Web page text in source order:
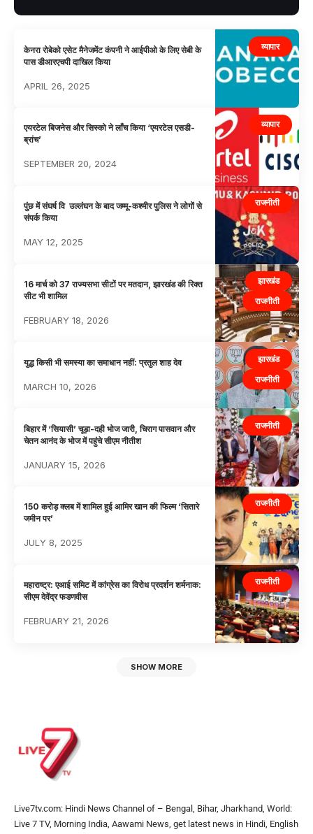
व्यापार
केनरा रोबेको एसेट मैनेजमेंट कंपनी ने आईपीओ के लिए सेबी के
पास डीआरएचपी दाखिल किया
APRIL 26, 2025
व्यापार
एयरटेल बिजनेस और सिस्को ने लाँच किया ‘एयरटेल एसडी-
ब्रांच’
SEPTEMBER 20, 2024
राजनीती
पुंछ में संघर्ष वि उल्लंघन के बाद जम्मू-कश्मीर पुलिस ने लोगों से
संपर्क किया
MAY 12, 2025
झारखंड
राजनीती
16 मार्च को 37 राज्यसभा सीटों पर मतदान, झारखंड की रिक्त
सीट भी शामिल
FEBRUARY 18, 2026
झारखंड
राजनीती
युद्ध किसी भी समस्या का समाधान नहीं: प्रतुल शाह देव
MARCH 10, 2026
राजनीती
बिहार में ‘सियासी’ चूड़ा-दही भोज जारी, चिराग पासवान और
चेतन आनंद के भोज में पहुंचे सीएम नीतीश
JANUARY 15, 2026
राजनीती
150 करोड़ क्लब में शामिल हुई आमिर खान की फिल्म ‘सितारे
जमीन पर’
JULY 8, 2025
राजनीती
महाराष्ट्र: एआई समिट में कांग्रेस का विरोध प्रदर्शन शर्मनाक:
सीएम देवेंद्र फडणवीस
FEBRUARY 21, 2026
SHOW MORE
Live7tv.com: Hindi News Channel of – Bengal, Bihar, Jharkhand, World:
Live 7 TV, Morning India, Aawami News, get latest news in Hindi, English